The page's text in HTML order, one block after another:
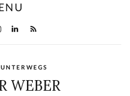
UNTERWEGS
WEBER